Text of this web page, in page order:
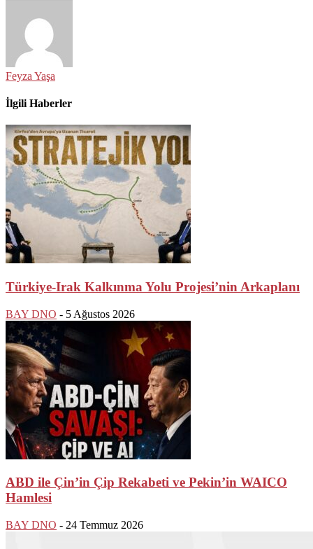
Feyza Yaşa
İlgili Haberler
Türkiye-Irak Kalkınma Yolu Projesi’nin Arkaplanı
BAY DNO - 5 Ağustos 2026
ABD ile Çin’in Çip Rekabeti ve Pekin’in WAICO
Hamlesi
BAY DNO - 24 Temmuz 2026